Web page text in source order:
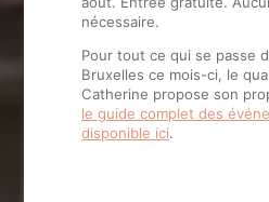
nécessaire.
Pour tout ce qui se passe
Bruxelles ce mois-ci, le
Catherine propose son
le guide complet des
disponible ici.